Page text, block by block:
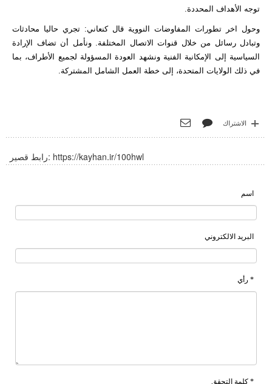
توجه الأهداف المحددة.
وحول اخر تطورات المفاوضات النووية قال كنعاني: تجري حاليا محادثات
وتبادل رسائل من خلال قنوات الاتصال المختلفة. ونأمل أن تضاف الإرادة
السياسية إلى الإمكانية الفنية ونشهد العودة المسؤولة لجميع الأطراف، بما
في ذلك الولايات المتحدة، إلى خطة العمل الشامل المشتركة.
الاشتراك
رابط قصير: https://kayhan.ir/100hwl
اسم
البريد الالكتروني
* رأي
* كلمة التحقق